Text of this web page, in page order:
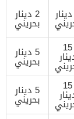
2 دينار 2 دينار
بحريني
15 5 دينار
بحريني
15 5 دينار
بحريني